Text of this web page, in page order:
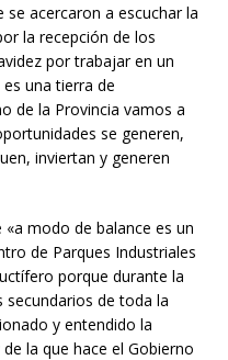
acercaron a escuchar la
la recepción de los
por trabajar en un
una tierra de
de la Provincia vamos a
se generen,
inviertan y generen
modo de balance es un
de Parques Industriales
porque durante la
de toda la
y entendido la
la que hace el Gobierno